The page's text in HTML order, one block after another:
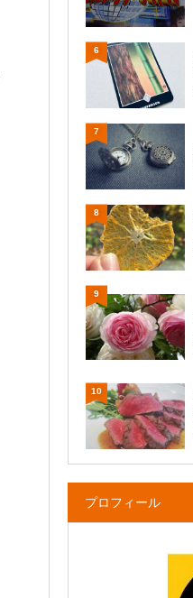
6
7
8
9
10
プロフィール